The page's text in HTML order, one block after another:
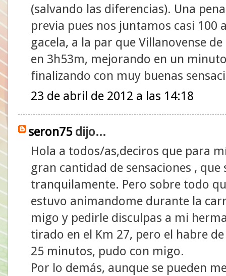
(salvando las diferencias). Una
previa pues nos juntamos casi 100
gacela, a la par que Villanovense
en 3h53m, mejorando en un
finalizando con muy buenas
23 de abril de 2012 a las 14:18
seron75dijo...
Hola a todos/as,deciros que para
gran cantidad de sensaciones ,
tranquilamente. Pero sobre todo
estuvo animandome durante la
migo y pedirle disculpas a mi
tirado en el Km 27, pero el habre
25 minutos, pudo con migo.
Por lo demás, aunque se pueden